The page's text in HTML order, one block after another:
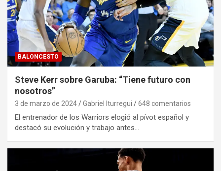
BALONCESTO
Steve Kerr sobre Garuba: “Tiene futuro con
nosotros”
3 de marzo de 2024 Gabriel Iturregui 648 comentarios
El entrenador de los Warriors elogió al pívot español y
destacó su evolución y trabajo antes…